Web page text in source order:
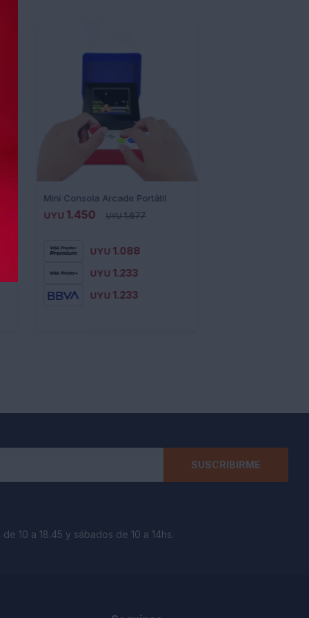
Mini Consola Arcade Portátil
UYU 1.450 UYU 1.677
UYU 1.088
UYU 1.233
UYU 1.233
SUSCRIBIRME
10 a 18.45 y sábados de 10 a 14hs.